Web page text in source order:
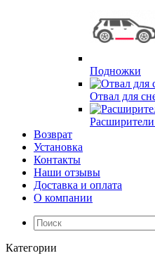
Подножки
Отвал для
Возврат
Установка
Контакты
Наши отзывы
Доставка и оплата
О компании
Категории